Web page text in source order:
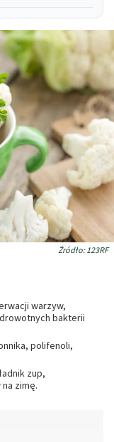
Źródło: 123RF
warzyw,
bakterii
polifenoli,
zup,
zimę.